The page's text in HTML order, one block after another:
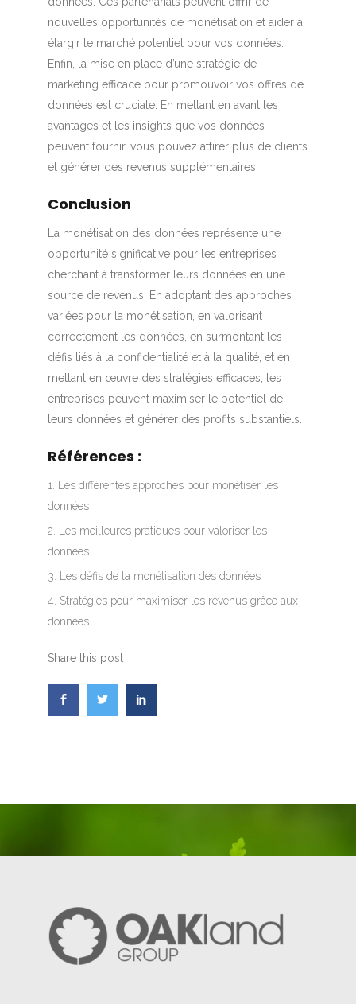
nouvelles opportunités de monétisation et aider à
élargir le marché potentiel pour vos données.
Enfin, la mise en place d’une stratégie de
marketing efficace pour promouvoir vos offres de
données est cruciale. En mettant en avant les
avantages et les insights que vos données
peuvent fournir, vous pouvez attirer plus de clients
et générer des revenus supplémentaires.
Conclusion
La monétisation des données représente une
opportunité significative pour les entreprises
cherchant à transformer leurs données en une
source de revenus. En adoptant des approches
variées pour la monétisation, en valorisant
correctement les données, en surmontant les
défis liés à la confidentialité et à la qualité, et en
mettant en œuvre des stratégies efficaces, les
entreprises peuvent maximiser le potentiel de
leurs données et générer des profits substantiels.
Références :
Les différentes approches pour monétiser les
données
Les meilleures pratiques pour valoriser les
données
Les défis de la monétisation des données
Stratégies pour maximiser les revenus grâce aux
données
Share this post